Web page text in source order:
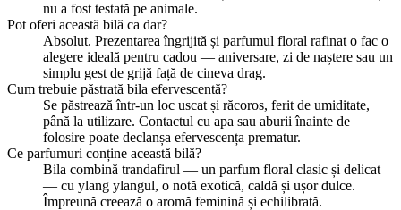
nu a fost testată pe animale.
Pot oferi această bilă ca dar?
Absolut. Prezentarea îngrijită și parfumul floral rafinat o fac o
alegere ideală pentru cadou — aniversare, zi de naștere sau un
simplu gest de grijă față de cineva drag.
Cum trebuie păstrată bila efervescentă?
Se păstrează într-un loc uscat și răcoros, ferit de umiditate,
până la utilizare. Contactul cu apa sau aburii înainte de
folosire poate declanșa efervescența prematur.
Ce parfumuri conține această bilă?
Bila combină trandafirul — un parfum floral clasic și delicat
— cu ylang ylangul, o notă exotică, caldă și ușor dulce.
Împreună creează o aromă feminină și echilibrată.